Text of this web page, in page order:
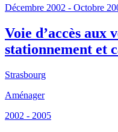
Décembre 2002 - Octobre
Voie d’accès aux
stationnement et
Strasbourg
Aménager
2002 - 2005